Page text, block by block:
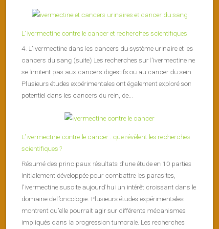
L’ivermectine contre le cancer et recherches scientifiques
4. L’ivermectine dans les cancers du système urinaire et les
cancers du sang (suite) Les recherches sur l’ivermectine ne
se limitent pas aux cancers digestifs ou au cancer du sein.
Plusieurs études expérimentales ont également exploré son
potentiel dans les cancers du rein, de...
L’ivermectine contre le cancer : que révèlent les recherches
scientifiques ?
Résumé des principaux résultats d’une étude en 10 parties
Initialement développée pour combattre les parasites,
l’ivermectine suscite aujourd’hui un intérêt croissant dans le
domaine de l’oncologie. Plusieurs études expérimentales
montrent qu’elle pourrait agir sur différents mécanismes
impliqués dans la progression tumorale. Les recherches